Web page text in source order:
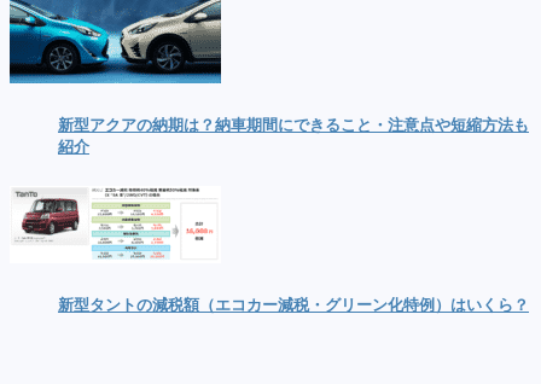
新型アクアの納期は？納車期間にできること・注意点や短縮方法も
紹介
新型タントの減税額（エコカー減税・グリーン化特例）はいくら？